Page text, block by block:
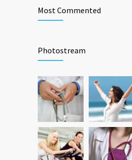
Most Commented
Photostream